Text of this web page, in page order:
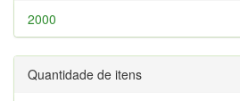
2000
Quantidade de itens